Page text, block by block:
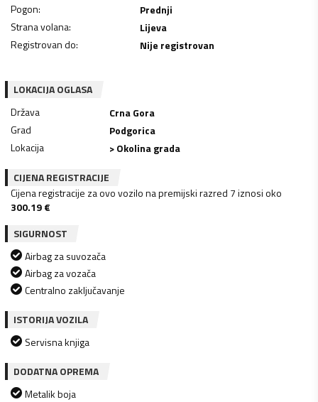
Pogon:
Prednji
Strana volana:
Lijeva
Registrovan do: Nije registrovan
LOKACIJA OGLASA
Država
Crna Gora
Grad
Podgorica
Lokacija
> Okolina grada
CIJENA REGISTRACIJE
Cijena registracije za ovo vozilo na premijski razred 7 iznosi oko
300.19€
SIGURNOST
Airbag za suvozača
Airbag za vozača
Centralno zaključavanje
ISTORIJA VOZILA
Servisna knjiga
DODATNA OPREMA
Metalik boja